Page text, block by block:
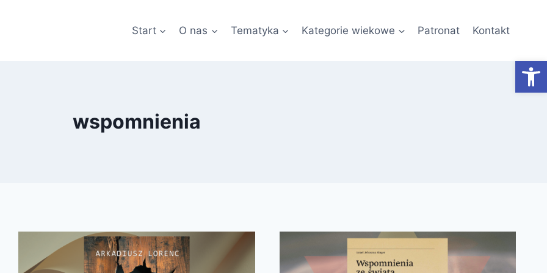
Start O nas Tematyka Kategorie wiekowe Patronat Kontakt
wspomnienia